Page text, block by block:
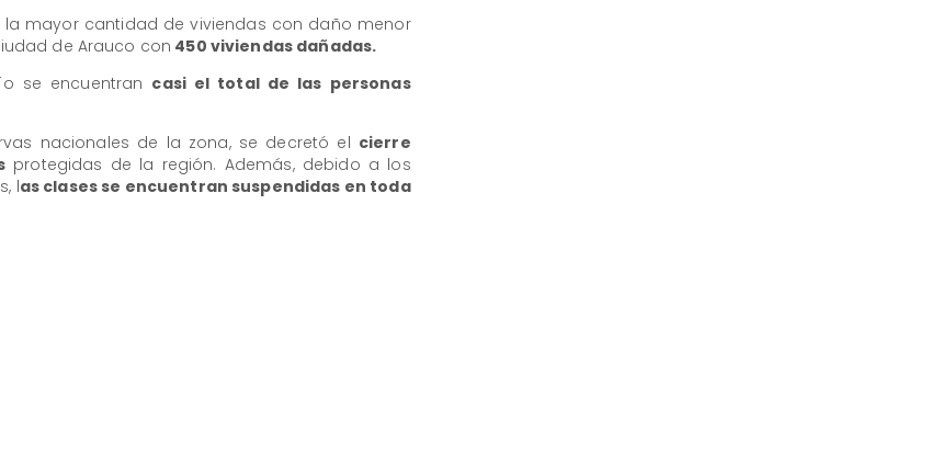
mayor cantidad de viviendas con daño menor
de Arauco con 450 viviendas dañadas.
se encuentran casi el total de las personas
nacionales de la zona, se decretó el cierre
protegidas de la región. Además, debido a los
las clases se encuentran suspendidas en toda